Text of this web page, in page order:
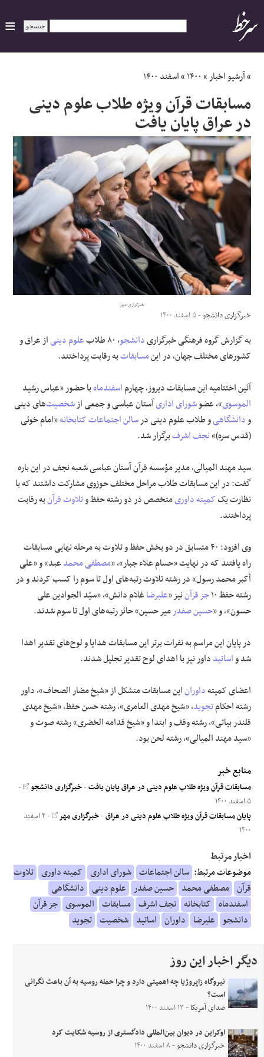
ایران
سیاسی
اقتصاد
ورزشی
اجتماعی
حوادث
علوم و فن آوری
فرهنگی و هنری
مقالات
»آرشیو اخبار»۱۴۰۰»اسفند ۱۴۰۰
مسابقات قرآن ویژه طلاب علوم دینی
در عراق پایان یافت
خبرگزاری مهر
خبرگزاری دانشجو- ۵ اسفند ۱۴۰۰
به گزارش گروه فرهنگی خبرگزاریدانشجو، ۸۰ طلاب علوم دینیاز عراق و
کشورهای مختلف جهان، در اینمسابقاتبه رقابت پرداختند.
آئین اختتامیه این مسابقات دیروز، چهارماسفندماهبا حضور «عباس رشید
الموسوی»، عضوشورای اداریآستان عباسی و جمعی ازشخصیت‌های دینی
ودانشگاهیو طلاب علوم دینی درسالن اجتماعاتکتابخانه«امام خوئی
(قدس سره)»نجف اشرفبرگزار شد.
سید مهند المیالی، مدیر مؤسسه قرآن آستان عباسی شعبه نجف در این باره
گفت: در این مسابقات طلاب مراحل مختلف حوزوی مشارکت داشتند که با
نظارت یککمیته داوریمتخصص در دو رشته حفظ وتلاوت قرآنبه رقابت
پرداختند.
وی افزود: ۴۰ متسابق در دو بخش حفظ و تلاوت به مرحله نهایی مسابقات
راه یافتند که در نهایت «حسام علاء جبار»، «مصطفی محمدعبد» و «علی
أکبر محمد رسول» در رشته تلاوت رتبه‌های اول تا سوم را کسب کردند و در
رشته حفظ ۱۰
جز قرآننیز «علیرضاغلام دانش»، «سیّد الجوادین علی
حسون»، و «حسین صفدرمیر حسین» حائز رتبه‌های اول تا سوم شدند.
در پایان این مراسم به نفرات برتر این مسابقات هدایا و لوح‌های تقدیر اهدا
شد واساتیدداور نیز با اهدای لوح تقدیر تجلیل شدند.
اعضای کمیتهداوراناین مسابقات متشکل از «شیخ مضار الصحاف»، داور
رشته احکامتجوید، «شیخ مهدی العامری»، رشته حسن حفظ، «شیخ مهدی
قلندر بیاتی»، رشته وقف و ابتدا و «شیخ قدامه الخضری» رشته صوت و
«سید مهند المیالی»، رشته لحن بود.
منابع خبر
مسابقات قرآن ویژه طلاب علوم دینی در عراق پایان یافت-خبرگزاری دانشجو -
۵ اسفند ۱۴۰۰
پایان مسابقات قرآن ویژه طلاب علوم دینی در عراق-خبرگزاری مهر
- ۴ اسفند
۱۴۰۰
اخبار مرتبط
موضوعات مرتبط: سالن اجتماعات شورای اداری کمیته داوری تلاوت
قرآن مصطفی محمد حسین صفدر علوم دینی دانشگاهی
اسفندماه کتابخانه نجف اشرف مسابقات الموسوی جز قرآن
دانشجو علیرضا داوران اساتید شخصیت تجوید
دیگر اخبار این روز
نیروگاه زاپروژیا چه اهمیتی دارد و چرا حمله روسیه به آن باعث نگرانی
است؟
صدای آمریکا - ۱۳ اسفند ۱۴۰۰
اوکراین در دیوان بین‌المللی دادگستری از روسیه شکایت کرد
خبرگزاری دانشجو- ۸ اسفند ۱۴۰۰